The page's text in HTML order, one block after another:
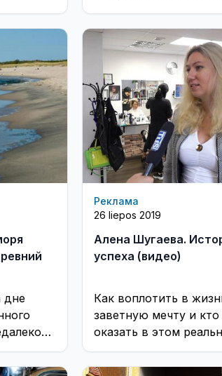
принадлежащего
обеспечивающего
газом
области, вызывает
вопросов у
дне
Реклама
26 liepos 2019
Алена Шугаева.
успеха (видео)
Как воплотить в
заветную мечту и
оказать в этом
помощь?